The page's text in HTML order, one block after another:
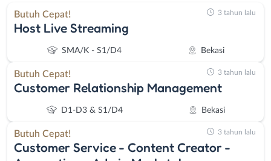
Butuh Cepat!
Host Live Streaming
SMA/K - S1/D4 Bekasi
3 tahun lalu
Butuh Cepat!
Customer Relationship Management
D1-D3 & S1/D4 Bekasi
3 tahun lalu
Butuh Cepat!
Customer Service - Content Creator -
3 tahun lalu